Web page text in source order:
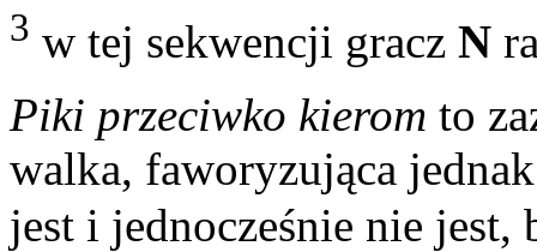
3 w tej sekwencji gracz N
Piki przeciwko kierom to
walka, faworyzująca
jest i jednocześnie nie